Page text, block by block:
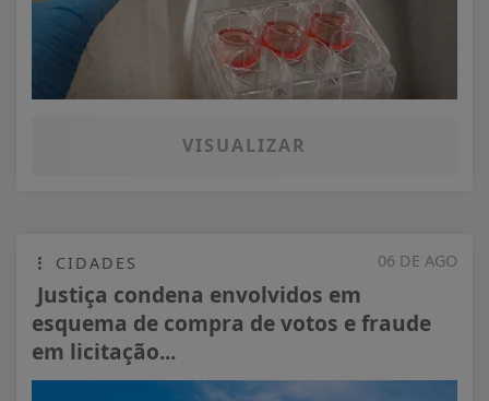
VISUALIZAR
06 DE AGO
CIDADES
Justiça condena envolvidos em
esquema de compra de votos e fraude
em licitação...